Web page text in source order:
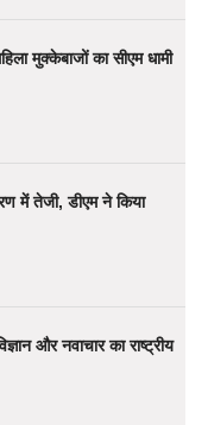
मुक्केबाजों का सीएम धामी
में तेजी, डीएम ने किया
और नवाचार का राष्ट्रीय